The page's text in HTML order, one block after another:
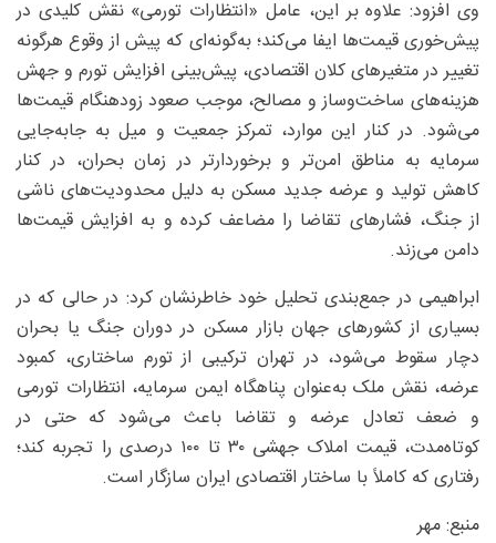
وی افزود: علاوه بر این، عامل «انتظارات تورمی» نقش کلیدی در
پیش‌خوری قیمت‌ها ایفا می‌کند؛ به‌گونه‌ای که پیش از وقوع هرگونه
تغییر در متغیرهای کلان اقتصادی، پیش‌بینی افزایش تورم و جهش
هزینه‌های ساخت‌وساز و مصالح، موجب صعود زودهنگام قیمت‌ها
می‌شود. در کنار این موارد، تمرکز جمعیت و میل به جابه‌جایی
سرمایه به مناطق امن‌تر و برخوردارتر در زمان بحران، در کنار
کاهش تولید و عرضه جدید مسکن به دلیل محدودیت‌های ناشی
از جنگ، فشارهای تقاضا را مضاعف کرده و به افزایش قیمت‌ها
دامن می‌زند.
ابراهیمی در جمع‌بندی تحلیل خود خاطرنشان کرد: در حالی که در
بسیاری از کشورهای جهان بازار مسکن در دوران جنگ یا بحران
دچار سقوط می‌شود، در تهران ترکیبی از تورم ساختاری، کمبود
عرضه، نقش ملک به‌عنوان پناهگاه ایمن سرمایه، انتظارات تورمی
و ضعف تعادل عرضه و تقاضا باعث می‌شود که حتی در
کوتاه‌مدت، قیمت املاک جهشی ۳۰ تا ۱۰۰ درصدی را تجربه کند؛
رفتاری که کاملاً با ساختار اقتصادی ایران سازگار است.
منبع: مهر